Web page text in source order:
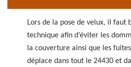
Lors de la pose de velux, il faut
technique afin d’éviter les
la couverture ainsi que les
déplace dans tout le 24430 et